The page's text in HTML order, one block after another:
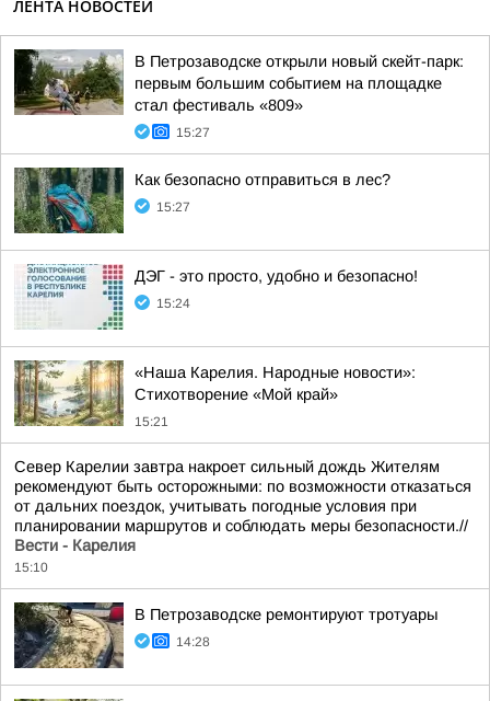
ЛЕНТА НОВОСТЕЙ
В Петрозаводске открыли новый скейт-парк:
первым большим событием на площадке
стал фестиваль «809»
15:27
Как безопасно отправиться в лес?
15:27
ДЭГ - это просто, удобно и безопасно!
15:24
«Наша Карелия. Народные новости»:
Стихотворение «Мой край»
15:21
Север Карелии завтра накроет сильный дождь Жителям
рекомендуют быть осторожными: по возможности отказаться
от дальних поездок, учитывать погодные условия при
планировании маршрутов и соблюдать меры безопасности.//
Вести - Карелия
15:10
В Петрозаводске ремонтируют тротуары
14:28